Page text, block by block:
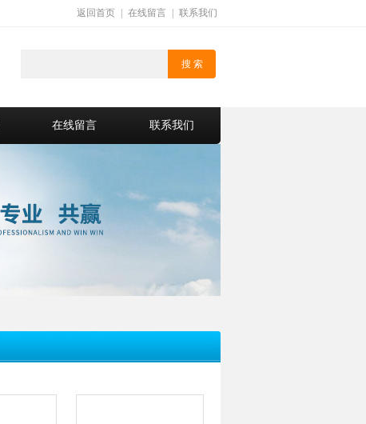
返回首页 在线留言 联系我们
在线留言 联系我们